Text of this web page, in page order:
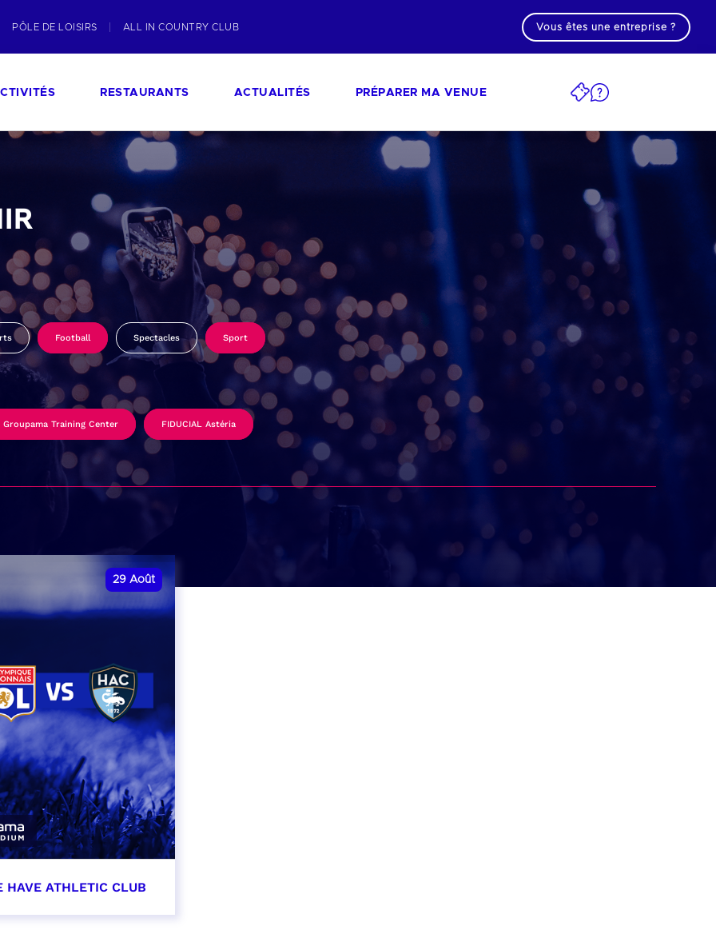
PÔLE DE LOISIRS ALL IN COUNTRY CLUB Vous êtes une entreprise ?
RESTAURANTS ACTUALITÉS PRÉPARER MA VENUE
Football Spectacles Sport
Groupama Training Center FIDUCIAL Astéria
29 Août
HAVE ATHLETIC CLUB